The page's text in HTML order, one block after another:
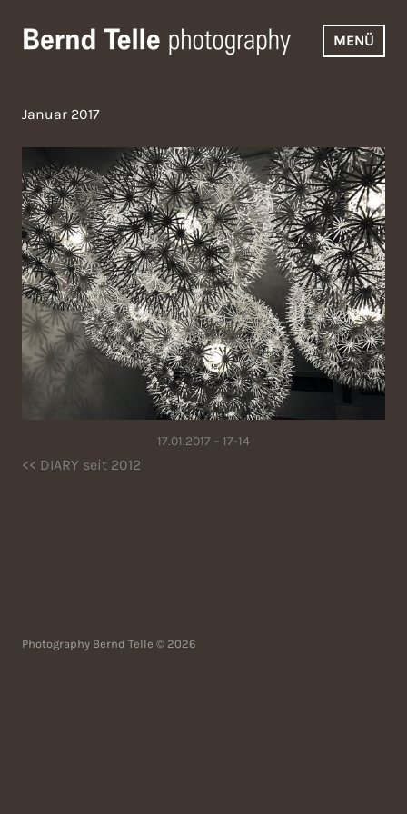
Inhalt
springen
MENÜ
Januar 2017
17.01.2017 – 17-14
<< DIARY seit 2012
Photography Bernd Telle © 2026